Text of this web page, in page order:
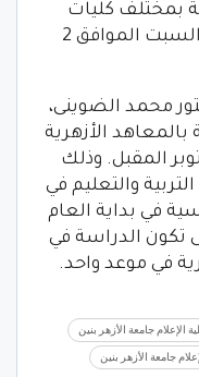
بمختلف كليات
الجامعة بالقاهرة والأقاليم يوم السبت الموافق 2
محمد الضوينى،
الأزهرية
المقبل. وذلك
والتعليم في
في بداية العام
تكون الدراسة في
في موعد واحد.
الإعلام جامعة الأزهر بنين
جامعة الأزهر بنين